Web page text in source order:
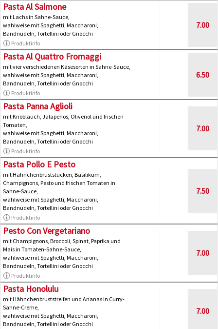
Pasta Al Salmone
mit Lachs in Sahne-Sauce,
wahlweise mit Spaghetti, Maccharoni,
Bandnudeln, Tortellini oder Gnocchi
Produktinfo
7.00
Pasta Al Quattro Fromaggi
mit vier verschiedenen Käsesorten in Sahne-Sauce,
wahlweise mit Spaghetti, Maccharoni,
Bandnudeln, Tortellini oder Gnocchi
Produktinfo
6.50
Pasta Panna Aglioli
mit Knoblauch, Jalapeños, Olivenöl und frischen
Tomaten,
wahlweise mit Spaghetti, Maccharoni,
Bandnudeln, Tortellini oder Gnocchi
Produktinfo
7.00
Pasta Pollo E Pesto
mit Hähnchenbruststücken, Basilikum,
Champignons, Pesto und frischen Tomaten in
Sahne-Sauce,
wahlweise mit Spaghetti, Maccharoni,
Bandnudeln, Tortellini oder Gnocchi
Produktinfo
7.50
Pesto Con Vergetariano
mit Champignons, Broccoli, Spinat, Paprika und
Mais in Tomaten-Sahne-Sauce,
wahlweise mit Spaghetti, Maccharoni,
Bandnudeln, Tortellini oder Gnocchi
Produktinfo
7.00
Pasta Honolulu
mit Hähnchenbruststreifen und Ananas in Curry-
Sahne-Creme,
wahlweise mit Spaghetti, Maccharoni,
Bandnudeln, Tortellini oder Gnocchi
7.00